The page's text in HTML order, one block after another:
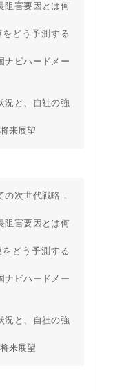
阻害要因とは何
をどう予測する
ナビハードメー
況と、自社の強
来展望
の次世代戦略，
阻害要因とは何
をどう予測する
ナビハードメー
況と、自社の強
来展望